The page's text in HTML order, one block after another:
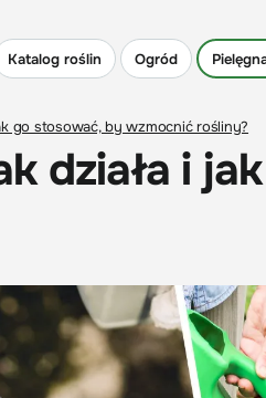
Katalog roślin Ogród
go stosować, by wzmocnić rośliny?
działa i